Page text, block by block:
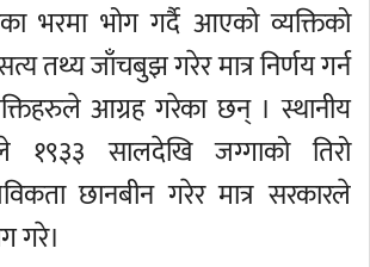
भरमा भोग गर्दै आएको व्यक्तिको
तथ्य जाँचबुझ गरेर मात्र निर्णय गर्न
आग्रह गरेका छन् । स्थानीय
१९३३ सालदेखि जग्गाको तिरो
छानबीन गरेर मात्र सरकारले
गरे।